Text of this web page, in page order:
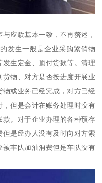
应款基本一致，不再赘述，
发生一般是企业采购紧俏物
生定金、预付货款等。清理
物、对方是否按进度开展业
或业务已经完成，对方已经
但是会计在账务处理时没有
。对于企业办理的各种预存
是经办人没有及时向对方索
车队加油消费但是车队没有